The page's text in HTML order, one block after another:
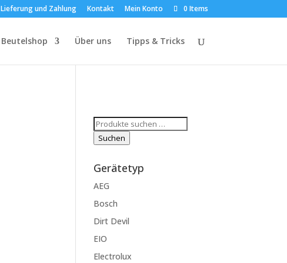
Lieferung und Zahlung Kontakt Mein Konto 0 Items
Beutelshop Über uns Tipps & Tricks
Suchen
nach:
Suchen
Gerätetyp
AEG
Bosch
Dirt Devil
EIO
Electrolux